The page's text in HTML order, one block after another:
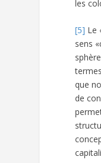
les
[5] Le
sens
que
de